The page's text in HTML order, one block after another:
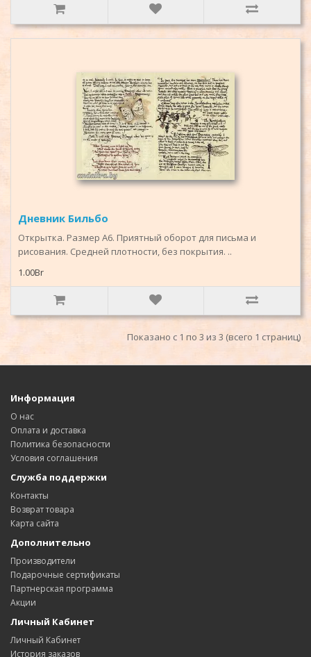
Дневник Бильбо
Открытка. Размер А6. Приятный оборот для письма и
рисования. Средней плотности, без покрытия. ..
1.00Br
Показано с 1 по 3 из 3 (всего 1 страниц)
Информация
О нас
Оплата и доставка
Политика безопасности
Условия соглашения
Служба поддержки
Контакты
Возврат товара
Карта сайта
Дополнительно
Производители
Подарочные сертификаты
Партнерская программа
Акции
Личный Кабинет
Личный Кабинет
История заказов